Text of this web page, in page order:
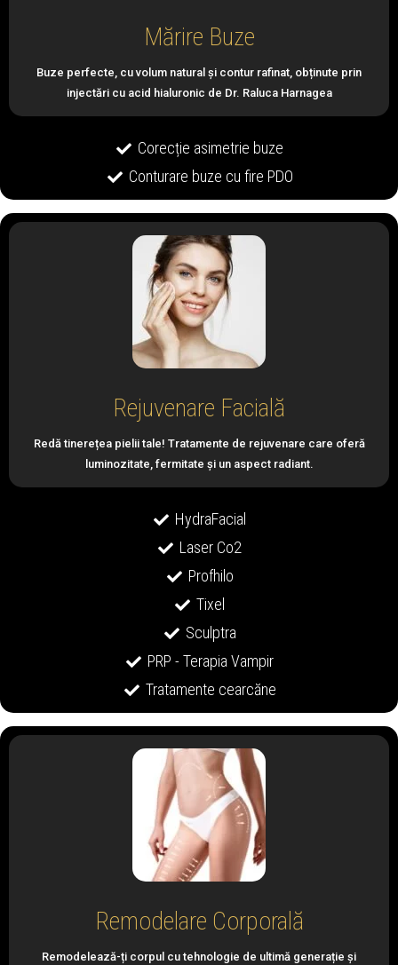
Mărire Buze
Buze perfecte, cu volum natural și contur rafinat, obținute prin
injectări cu acid hialuronic de Dr. Raluca Harnagea
Corecție asimetrie buze
Conturare buze cu fire PDO
Rejuvenare Facială
Redă tinerețea pielii tale! Tratamente de rejuvenare care oferă
luminozitate, fermitate și un aspect radiant.
HydraFacial
Laser Co2
Profhilo
Tixel
Sculptra
PRP - Terapia Vampir
Tratamente cearcăne
Remodelare Corporală
Remodelează-ți corpul cu tehnologie de ultimă generație și